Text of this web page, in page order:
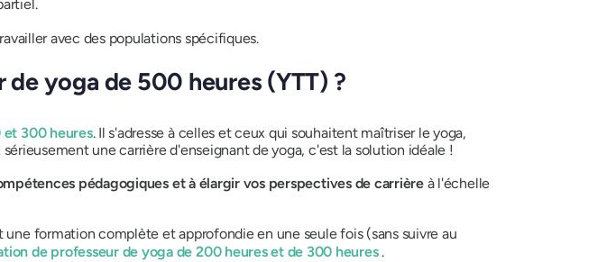
avec des populations spécifiques.
yoga de 500 heures (YTT) ?
et 300 heures. Il s'adresse à celles et ceux qui souhaitent maîtriser le yoga,
une carrière d'enseignant de yoga, c'est la solution idéale !
pédagogiques et à élargir vos perspectives de carrièreà l'échelle
formation complète et approfondie en une seule fois (sans suivre au
de professeur de yoga de 200 heures et de 300 heures.